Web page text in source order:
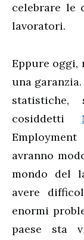
celebrare le
lavoratori.
Eppure oggi,
una
cosiddetti
avranno
mondo del
avere
enormi
paese sta